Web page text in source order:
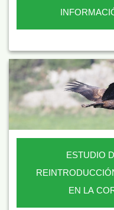
ESTUDIO
EN LA